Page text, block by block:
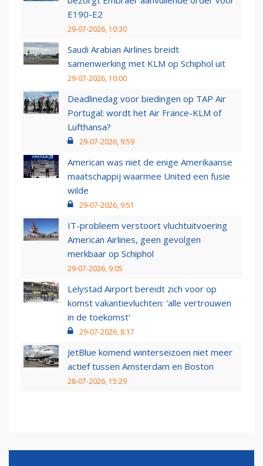
E190-E2
29-07-2026, 10:30
Saudi Arabian Airlines breidt
samenwerking met KLM op Schiphol uit
29-07-2026, 10:00
Deadlinedag voor biedingen op TAP Air
Portugal: wordt het Air France-KLM of
Lufthansa?
29-07-2026, 9:59
American was niet de enige Amerikaanse
maatschappij waarmee United een fusie
wilde
29-07-2026, 9:51
IT-probleem verstoort vluchtuitvoering
American Airlines, geen gevolgen
merkbaar op Schiphol
29-07-2026, 9:05
Lelystad Airport bereidt zich voor op
komst vakantievluchten: 'alle vertrouwen
in de toekomst'
29-07-2026, 8:17
JetBlue komend winterseizoen niet meer
actief tussen Amsterdam en Boston
28-07-2026, 15:29